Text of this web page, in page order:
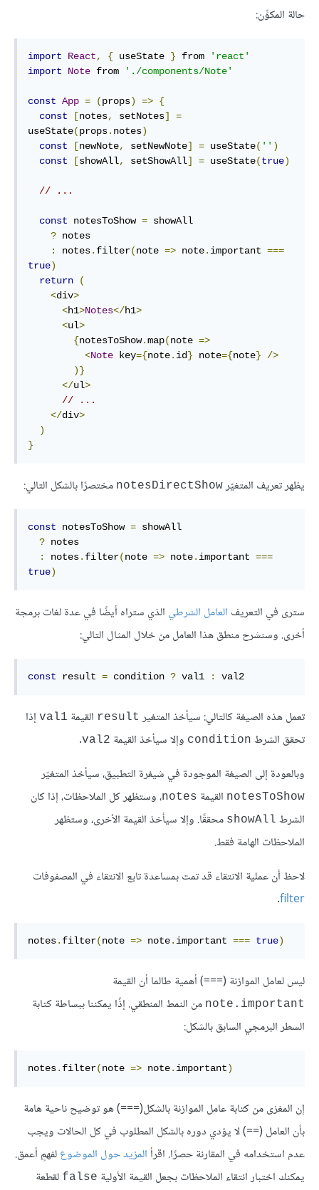
حالة المكوِّن:
import React, { useState } from
'react'
import
Note from './components/Note'
const App = (props) => {
const
[notes, setNotes]
=
useState(props. notes)
const
[newNote, setNewNote] = useState( '' )
const
[showAll, setShowAll] = useState(true)
// ...
const notesToShow = showAll
? notes
:
notes. filter(note => note. important ===
true)
return
(
<div>
<h1>Notes</h1>
<ul>
{notesToShow.map(note =>
<Note key={note. id} note={note}
/>
)}
</ul>
// ...
</div>
)
}
يظهر تعريف المتغيّرnotesDirectShow مختصرًا بالشكل التالي:
const notesToShow = showAll
? notes
:
notes. filter(note => note. important ===
true)
سترى في التعريف العامل الشرطي الذي ستراه أيضًا في عدة لغات برمجة
أخرى. وسنشرح منطق هذا العامل من خلال المثال التالي:
const result = condition ? val1 : val2
تعمل هذه الصيغة كالتالي: سيأخذ المتغير result القيمة val1 إذا
تحقق الشرط condition وإلا سيأخذ القيمة val2
.
وبالعودة إلى الصيغة الموجودة في شيفرة التطبيق، سيأخذ المتغيّر
notesToShow القيمة notes، وستظهر كل الملاحظات، إذا كان
الشرط showAll محققًا. وإلا سيأخذ القيمة الأخرى، وستظهر
الملاحظات الهامة فقط.
لاحظ أن عملية الانتقاء قد تمت بمساعدة تابع الانتقاء في المصفوفات
filter
.
notes. filter(note => note. important === true)
ليس لعامل الموازنة (===) أهمية طالما أن القيمة
note.important من النمط المنطقي. إذًا يمكننا ببساطة كتابة
السطر البرمجي السابق بالشكل:
notes. filter(note => note. important)
إن المغزى من كتابة عامل الموازنة بالشكل(===) هو توضيح ناحية هامة
بأن العامل (==) لا يؤدي دوره بالشكل المطلوب في كل الحالات ويجب
عدم استخدامه في المقارنة حصرًا. اقرأالمزيد حول الموضوعلفهمٍ أعمق.
يمكنك اختبار انتقاء الملاحظات بجعل القيمة الأولية false لقطعة